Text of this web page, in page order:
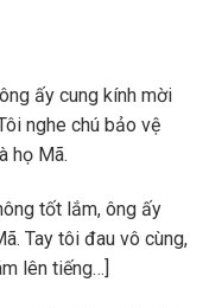
ấy cung kính mời
nghe chú bảo vệ
họ Mã.
tốt lắm, ông ấy
Tay tôi đau vô cùng,
lên tiếng…]